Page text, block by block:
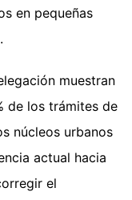
en pequeñas
muestran
de los trámites de
núcleos urbanos
actual hacia
el